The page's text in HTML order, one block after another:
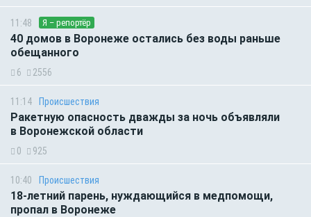
11:48 Я – репортёр
40 домов в Воронеже остались без воды раньше
обещанного
6 2556
11:14 Происшествия
Ракетную опасность дважды за ночь объявляли
в Воронежской области
0 925
10:40 Происшествия
18-летний парень, нуждающийся в медпомощи,
пропал в Воронеже